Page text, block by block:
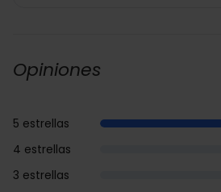
Opiniones
5 estrellas
4 estrellas
3 estrellas